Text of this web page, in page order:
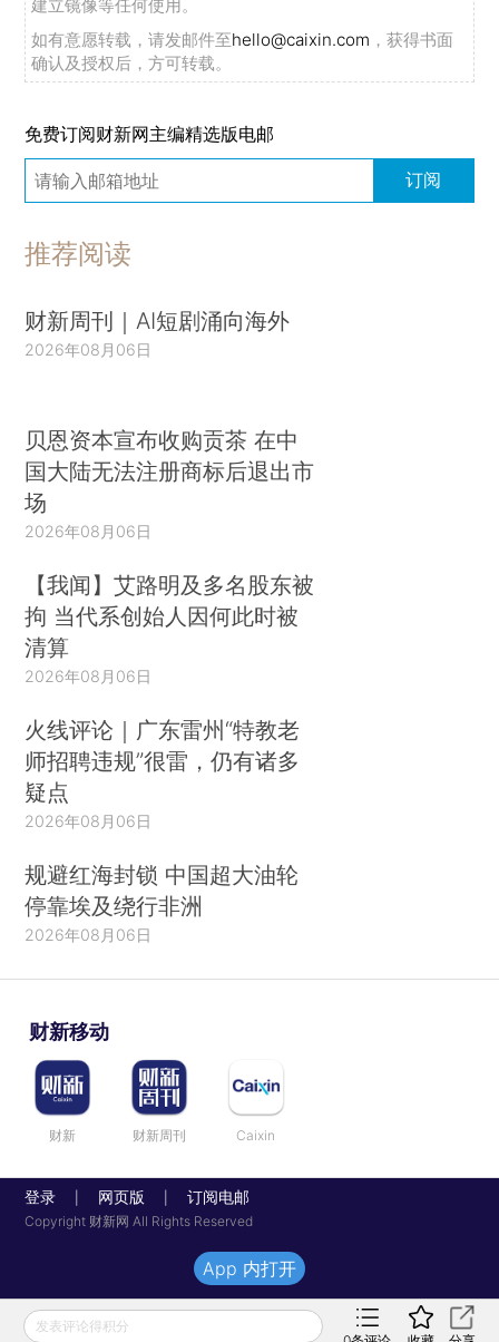
建立镜像等任何使用。
如有意愿转载，请发邮件至hello@caixin.com ，获得书面
确认及授权后，方可转载。
免费订阅财新网主编精选版电邮
订阅
推荐阅读
财新周刊｜AI短剧涌向海外
2026年08月06日
贝恩资本宣布收购贡茶 在中
国大陆无法注册商标后退出市
场
2026年08月06日
【我闻】艾路明及多名股东被
拘 当代系创始人因何此时被
清算
2026年08月06日
火线评论｜广东雷州“特教老
师招聘违规”很雷，仍有诸多
疑点
2026年08月06日
规避红海封锁 中国超大油轮
停靠埃及绕行非洲
2026年08月06日
财新移动
财新 财新周刊 Caixin
登录 网页版 订阅电邮
Copyright 财新网 All Rights Reserved
发表评论得积分
App 内打开